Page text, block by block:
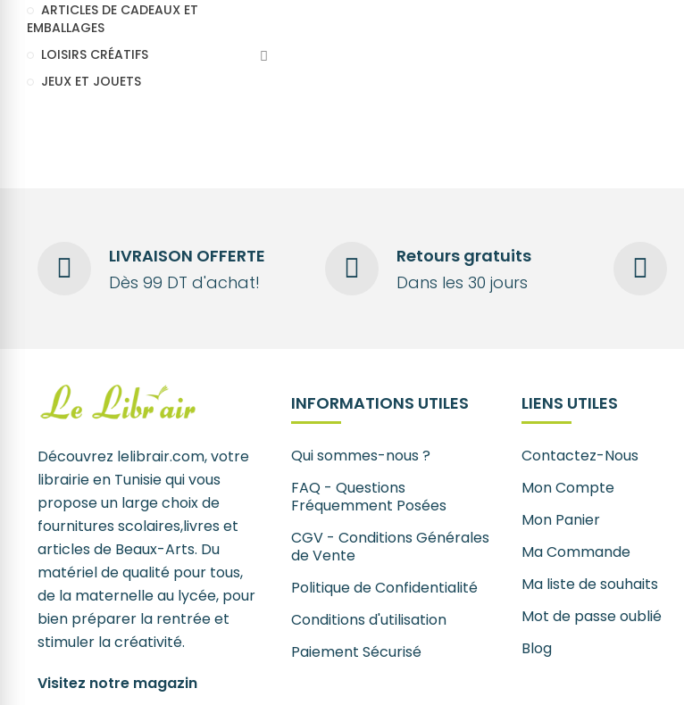
ARTICLES DE CADEAUX ET
EMBALLAGES
LOISIRS CRÉATIFS
JEUX ET JOUETS
LIVRAISON OFFERTE
Dès 99 DT d'achat!
Retours gratuits
Dans les 30 jours
Découvrez lelibrair.com, votre
librairie en Tunisie qui vous
propose un large choix de
fournitures scolaires,livres et
articles de Beaux-Arts. Du
matériel de qualité pour tous,
de la maternelle au lycée, pour
bien préparer la rentrée et
stimuler la créativité.
Visitez notre magazin
INFORMATIONS UTILES
Qui sommes-nous ?
FAQ - Questions
Fréquemment Posées
CGV - Conditions Générales
de Vente
Politique de Confidentialité
Conditions d'utilisation
Paiement Sécurisé
LIENS UTILES
Contactez-Nous
Mon Compte
Mon Panier
Ma Commande
Ma liste de souhaits
Mot de passe oublié
Blog